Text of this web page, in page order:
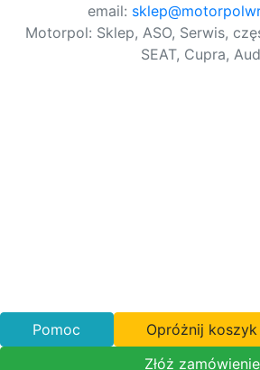
email:
Motorpol: Sklep, ASO, Serwis,
SEAT, Cupra,
Pomoc Opróżnij koszyk
Złóż zamówienie